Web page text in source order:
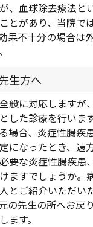
、血球除去療法と
とがあり、当院で
果不十分の場合は
生方へ
般に対応しますが
した診療を行いま
場合、炎症性腸疾
になったとき、遠
要な炎症性腸疾患
ますでしょうか。
とご紹介いただい
の先生の所へお戻
ます。